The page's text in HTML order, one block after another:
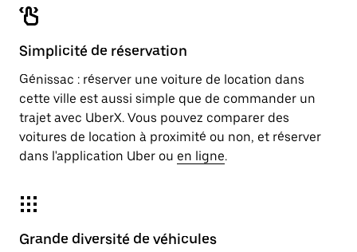
Simplicité de réservation
Génissac : réserver une voiture de location dans
cette ville est aussi simple que de commander un
trajet avec UberX. Vous pouvez comparer des
voitures de location à proximité ou non, et réserver
dans l'application Uber ou en ligne.
Grande diversité de véhicules